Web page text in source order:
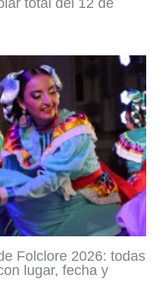
Folclore 2026: todas
lugar, fecha y